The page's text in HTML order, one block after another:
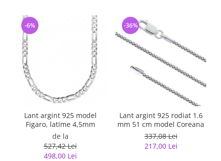
Lant argint 925 model
Figaro, latime 4,5mm
de la
527,42 Lei
498,00 Lei
-6%
Lant argint 925 rodiat 1.6
mm 51 cm model Coreana
337,08 Lei
217,00 Lei
-36%